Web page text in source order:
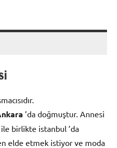
’da doğmuştur. Annesi
ile birlikte istanbul ’da
elde etmek istiyor ve moda